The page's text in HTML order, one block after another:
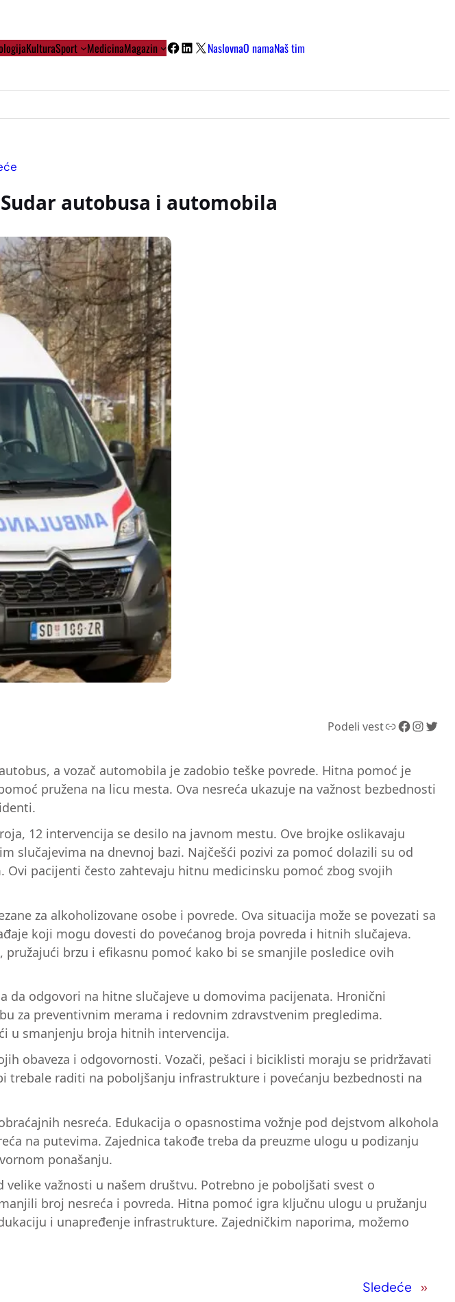
KulturaSport MedicinaMagazin Facebook
LinkedIn
X NaslovnaO namaNaš tim
Sudar autobusa i automobila
Podeli vestLink Facebook InstagramTwitter
a vozač automobila je zadobio teške povrede. Hitna pomoć je
pružena na licu mesta. Ova nesreća ukazuje na važnost bezbednosti
12 intervencija se desilo na javnom mestu. Ove brojke oslikavaju
slučajevima na dnevnoj bazi. Najčešći pozivi za pomoć dolazili su od
pacijenti često zahtevaju hitnu medicinsku pomoć zbog svojih
za alkoholizovane osobe i povrede. Ova situacija može se povezati sa
koji mogu dovesti do povećanog broja povreda i hitnih slučajeva.
brzu i efikasnu pomoć kako bi se smanjile posledice ovih
odgovori na hitne slučajeve u domovima pacijenata. Hronični
za preventivnim merama i redovnim zdravstvenim pregledima.
u smanjenju broja hitnih intervencija.
obaveza i odgovornosti. Vozači, pešaci i biciklisti moraju se pridržavati
trebale raditi na poboljšanju infrastrukture i povećanju bezbednosti na
nesreća. Edukacija o opasnostima vožnje pod dejstvom alkohola
na putevima. Zajednica takođe treba da preuzme ulogu u podizanju
ponašanju.
važnosti u našem društvu. Potrebno je poboljšati svest o
broj nesreća i povreda. Hitna pomoć igra ključnu ulogu u pružanju
i unapređenje infrastrukture. Zajedničkim naporima, možemo
Sledeće »